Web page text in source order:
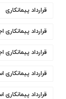
قرارداد پیمانکاری
قرارداد
قرارداد پیمانکاری
قرارداد پیمانکاری
قرارداد